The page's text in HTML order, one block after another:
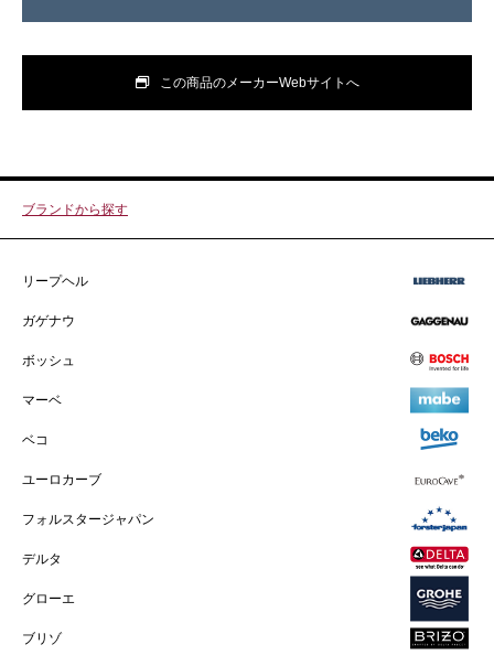
この商品のメーカーWebサイトへ
ブランドから探す
リープヘル
ガゲナウ
ボッシュ
マーベ
ベコ
ユーロカーブ
フォルスタージャパン
デルタ
グローエ
ブリゾ